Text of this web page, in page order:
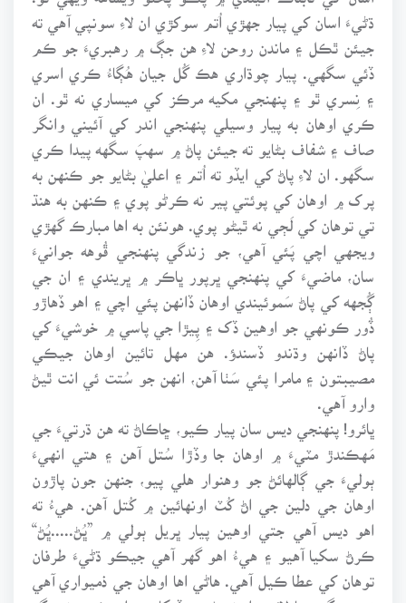
ڌڻيءَ اسان کي پيار جهڙي اُتم سوکڙي ان لاءِ سونپي آهي ته
جيئن ٿڪل ۽ ماندن روحن لاءِ هن جڳ ۾ رهبريءَ جو ڪم
ڏئي سگهي. پيار چوڌاري هڪ گُل جيان هُڳاءُ ڪري اسري
۽ نِسري ٿو ۽ پنهنجي مکيه مرڪز کي ميساري نه ٿو. ان
ڪري اوهان به پيار وسيلي پنهنجي اندر کي آئيني وانگر
صاف ۽ شفاف بڻايو ته جيئن پاڻ ۾ سهپَ سگهه پيدا ڪري
سگهو. ان لاءِ پاڻ کي ايڏو ته اُتم ۽ اعليٰ بڻايو جو ڪنهن به
پرک ۾ اوهان کي پوئتي پير نه ڪرڻو پوي ۽ ڪنهن به هنڌ
تي توهان کي لَڄي نه ٿيڻو پوي. هونئن به اها مبارڪ گهڙي
ويجهي اچي پَئي آهي، جو زندگي پنهنجي ڦُوهه جوانيءَ
سان، ماضيءَ کي پنهنجي ڀرپور ڀاڪر ۾ ڀريندي ۽ ان جي
ڳُجهه کي پاڻ سَموئيندي اوهان ڏانهن پئي اچي ۽ اهو ڏهاڙو
ڏُور ڪونهي جو اوهين ڏک ۽ پِيڙا جي پاسي ۾ خوشيءَ کي
پاڻ ڏانهن وڌندو ڏسندؤ. هن مهل تائين اوهان جيڪي
مصيبتون ۽ مامرا پئي سَٺا آهن، انهن جو سُتت ئي انت ٿيڻ
وارو آهي.
ڀائرو! پنهنجي ديس سان پيار ڪيو، ڇاڪاڻ ته هن ڌرتيءَ جي
مَهڪندڙ مٽيءَ ۾ اوهان جا وڏڙا سُتل آهن ۽ هتي انهيءَ
ٻوليءَ جي ڳالهائڻ جو وهنوار هلي پيو، جنهن جون پاڙون
اوهان جي دلين جي اڻ کُٽ اونهائين ۾ کُتل آهن. هيءُ ته
اهو ديس آهي جتي اوهين پيار ڀريل ٻولي ۾ ”ڀُڻ.....ڀُڻ“
ڪرڻ سکيا آهيو ۽ هيءُ اهو گهر آهي جيڪو ڌڻيءَ طرفان
توهان کي عطا ڪيل آهي. هاڻي اها اوهان جي ذميواري آهي
ته هن گهر جا لائق وارث بڻجي ڏيکاريو. ان ڪري نه رڳو